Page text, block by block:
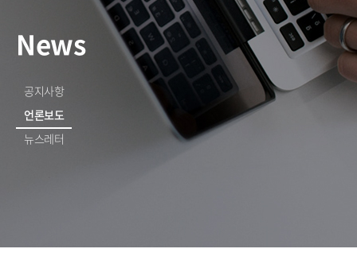
News
공지사항
언론보도
뉴스레터